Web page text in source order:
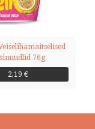
76g
2,19 €